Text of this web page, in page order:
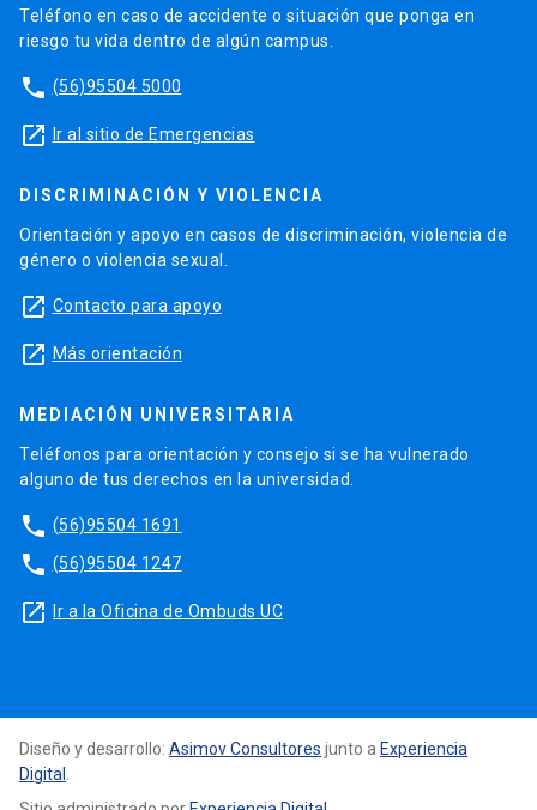
Teléfono en caso de accidente o situación que ponga en
riesgo tu vida dentro de algún campus.
phone (56)95504 5000
launch Ir al sitio de Emergencias
DISCRIMINACIÓN Y VIOLENCIA
Orientación y apoyo en casos de discriminación, violencia de
género o violencia sexual.
launch Contacto para apoyo
launch Más orientación
MEDIACIÓN UNIVERSITARIA
Teléfonos para orientación y consejo si se ha vulnerado
alguno de tus derechos en la universidad.
phone (56)95504 1691
phone (56)95504 1247
launch Ir a la Oficina de Ombuds UC
Diseño y desarrollo: Asimov Consultores junto a Experiencia
Digital